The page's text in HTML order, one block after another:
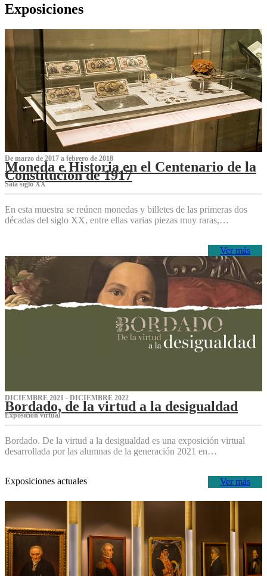
Exposiciones
De marzo de 2017 a febrero de 2018
Moneda e Historia en el Centenario de la
Constitución de 1917
Sala siglo XX
En esta muestra se reúnen monedas y billetes de las primeras dos
décadas del siglo XX, entre ellas varias piezas muy raras,…
Ver más
DICIEMBRE 2021 - DICIEMBRE 2022
Bordado, de la virtud a la desigualdad
Exposición virtual‌
Bordado. De la virtud a la desigualdad es una exposición virtual
desarrollada por las alumnas de la generación 2021 en…
Ver más
Exposiciones actuales